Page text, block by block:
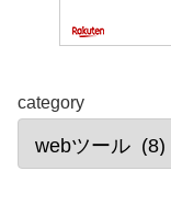
category